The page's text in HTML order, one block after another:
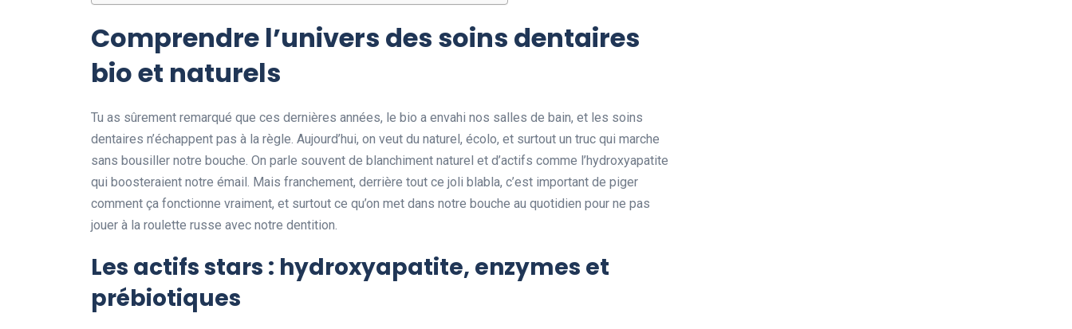
Comprendre l’univers des soins dentaires
bio et naturels
Tu as sûrement remarqué que ces dernières années, le bio a envahi nos salles de bain, et les soins
dentaires n’échappent pas à la règle. Aujourd’hui, on veut du naturel, écolo, et surtout un truc qui marche
sans bousiller notre bouche. On parle souvent de blanchiment naturel et d’actifs comme l’hydroxyapatite
qui boosteraient notre émail. Mais franchement, derrière tout ce joli blabla, c’est important de piger
comment ça fonctionne vraiment, et surtout ce qu’on met dans notre bouche au quotidien pour ne pas
jouer à la roulette russe avec notre dentition.
Les actifs stars : hydroxyapatite, enzymes et
prébiotiques